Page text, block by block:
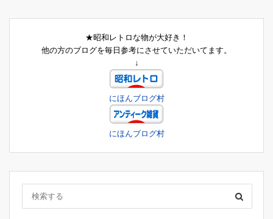
★昭和レトロな物が大好き！
他の方のブログを毎日参考にさせていただいてます。
↓
にほんブログ村
にほんブログ村